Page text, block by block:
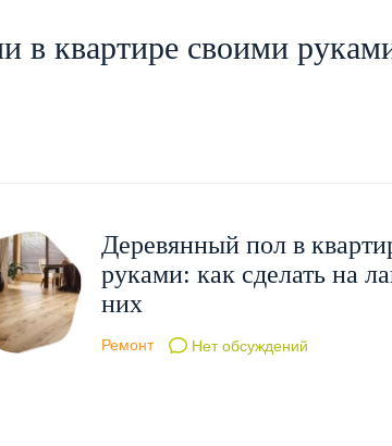
в квартире своими
Деревянный пол в
руками: как сделать на
них
Ремонт Нет обсуждений